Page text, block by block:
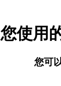
您使用
您可